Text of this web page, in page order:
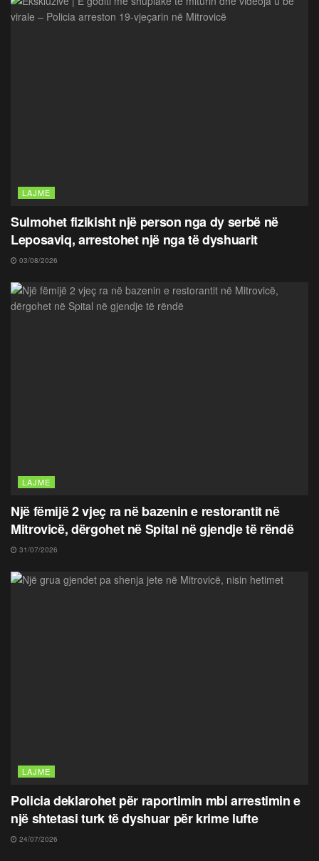
LAJME
Sulmohet fizikisht një person nga dy serbë në
Leposaviq, arrestohet një nga të dyshuarit
03/08/2026
LAJME
Një fëmijë 2 vjeç ra në bazenin e restorantit në
Mitrovicë, dërgohet në Spital në gjendje të rëndë
31/07/2026
LAJME
Policia deklarohet për raportimin mbi arrestimin e
një shtetasi turk të dyshuar për krime lufte
24/07/2026